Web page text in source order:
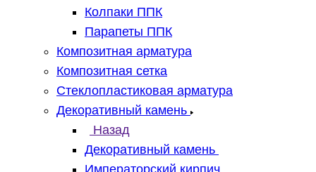
Колпаки ППК
Парапеты ППК
Композитная арматура
Композитная сетка
Стеклопластиковая арматура
Декоративный камень
Назад
Декоративный камень
Императорский кирпич